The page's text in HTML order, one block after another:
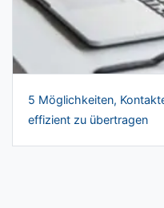
5 Möglichkeiten,
effizient zu übertragen